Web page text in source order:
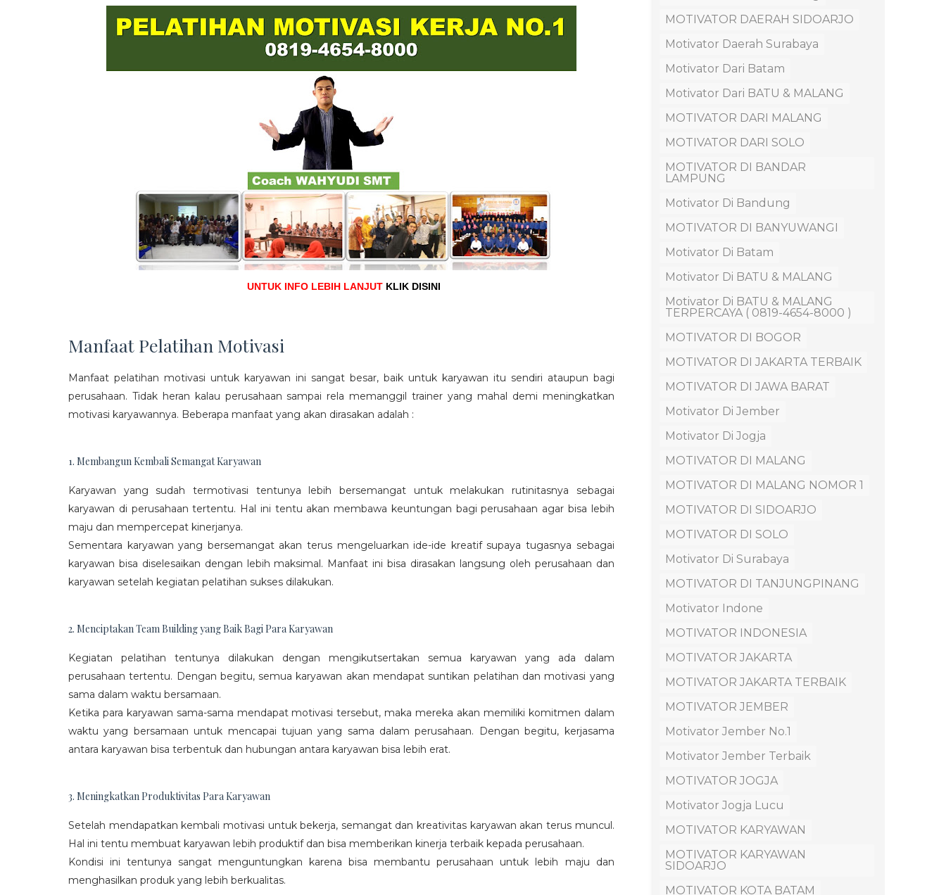
UNTUK INFO LEBIH LANJUT KLIK DISINI
Manfaat Pelatihan Motivasi
Manfaat pelatihan motivasi untuk karyawan ini sangat besar, baik untuk karyawan itu sendiri ataupun bagi
perusahaan. Tidak heran kalau perusahaan sampai rela memanggil trainer yang mahal demi meningkatkan
motivasi karyawannya. Beberapa manfaat yang akan dirasakan adalah :
1. Membangun Kembali Semangat Karyawan
Karyawan yang sudah termotivasi tentunya lebih bersemangat untuk melakukan rutinitasnya sebagai
karyawan di perusahaan tertentu. Hal ini tentu akan membawa keuntungan bagi perusahaan agar bisa lebih
maju dan mempercepat kinerjanya.
Sementara karyawan yang bersemangat akan terus mengeluarkan ide-ide kreatif supaya tugasnya sebagai
karyawan bisa diselesaikan dengan lebih maksimal. Manfaat ini bisa dirasakan langsung oleh perusahaan dan
karyawan setelah kegiatan pelatihan sukses dilakukan.
2. Menciptakan Team Building yang Baik Bagi Para Karyawan
Kegiatan pelatihan tentunya dilakukan dengan mengikutsertakan semua karyawan yang ada dalam
perusahaan tertentu. Dengan begitu, semua karyawan akan mendapat suntikan pelatihan dan motivasi yang
sama dalam waktu bersamaan.
Ketika para karyawan sama-sama mendapat motivasi tersebut, maka mereka akan memiliki komitmen dalam
waktu yang bersamaan untuk mencapai tujuan yang sama dalam perusahaan. Dengan begitu, kerjasama
antara karyawan bisa terbentuk dan hubungan antara karyawan bisa lebih erat.
3. Meningkatkan Produktivitas Para Karyawan
Setelah mendapatkan kembali motivasi untuk bekerja, semangat dan kreativitas karyawan akan terus muncul.
Hal ini tentu membuat karyawan lebih produktif dan bisa memberikan kinerja terbaik kepada perusahaan.
Kondisi ini tentunya sangat menguntungkan karena bisa membantu perusahaan untuk lebih maju dan
menghasilkan produk yang lebih berkualitas.
MOTIVATOR DAERAH SIDOARJO
Motivator Daerah Surabaya
Motivator Dari Batam
Motivator Dari BATU & MALANG
MOTIVATOR DARI MALANG
MOTIVATOR DARI SOLO
MOTIVATOR DI BANDAR
LAMPUNG
Motivator Di Bandung
MOTIVATOR DI BANYUWANGI
Motivator Di Batam
Motivator Di BATU & MALANG
Motivator Di BATU & MALANG
TERPERCAYA ( 0819-4654-8000 )
MOTIVATOR DI BOGOR
MOTIVATOR DI JAKARTA TERBAIK
MOTIVATOR DI JAWA BARAT
Motivator Di Jember
Motivator Di Jogja
MOTIVATOR DI MALANG
MOTIVATOR DI MALANG NOMOR 1
MOTIVATOR DI SIDOARJO
MOTIVATOR DI SOLO
Motivator Di Surabaya
MOTIVATOR DI TANJUNGPINANG
Motivator Indone
MOTIVATOR INDONESIA
MOTIVATOR JAKARTA
MOTIVATOR JAKARTA TERBAIK
MOTIVATOR JEMBER
Motivator Jember No.1
Motivator Jember Terbaik
MOTIVATOR JOGJA
Motivator Jogja Lucu
MOTIVATOR KARYAWAN
MOTIVATOR KARYAWAN
SIDOARJO
MOTIVATOR KOTA BATAM